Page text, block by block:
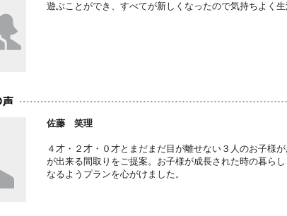
遊ぶことができ、すべてが新しくなったので気持ちよく
佐藤 笑理
４才・２才・０才とまだまだ目が離せない３人のお子様
が出来る間取りをご提案。お子様が成長された時の暮ら
なるようプランを心がけました。